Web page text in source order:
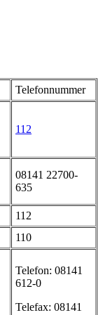
Telefonnummer
112
08141 22700-
635
112
110
Telefon: 08141
612-0
Telefax: 08141